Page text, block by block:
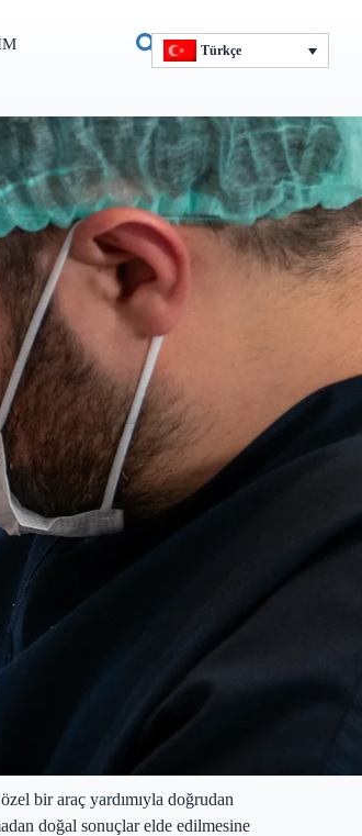
Türkçe
bir araç yardımıyla doğrudan
doğal sonuçlar elde edilmesine